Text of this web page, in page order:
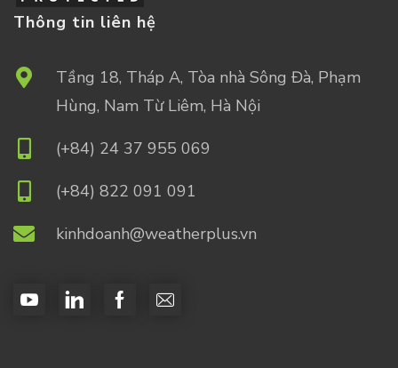
Thông tin liên hệ
Tầng 18, Tháp A, Tòa nhà Sông Đà, Phạm
Hùng, Nam Từ Liêm, Hà Nội
(+84) 24 37 955 069
(+84) 822 091 091
kinhdoanh@weatherplus.vn